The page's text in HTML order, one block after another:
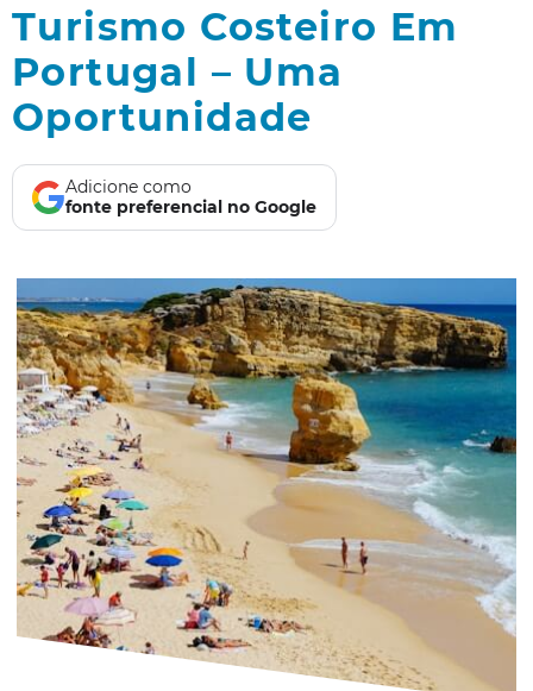
Turismo Costeiro Em
Portugal – Uma
Oportunidade
Adicione como
fonte preferencial no Google